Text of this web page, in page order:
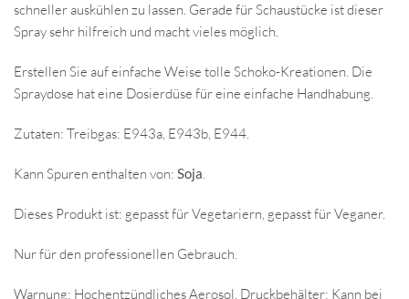
schneller auskühlen zu lassen. Gerade für Schaustücke ist dieser
Spray sehr hilfreich und macht vieles möglich.
Erstellen Sie auf einfache Weise tolle Schoko-Kreationen. Die
Spraydose hat eine Dosierdüse für eine einfache Handhabung.
Zutaten: Treibgas: E943a, E943b, E944.
Kann Spuren enthalten von: Soja.
Dieses Produkt ist: gepasst für Vegetariern, gepasst für Veganer.
Nur für den professionellen Gebrauch.
Warnung: Hochentzündliches Aerosol. Druckbehälter: Kann bei